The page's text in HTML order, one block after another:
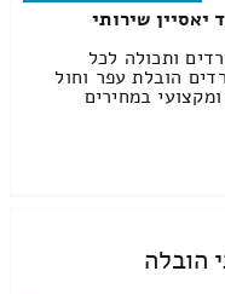
יאסיין שירותי
ותכולה לכל
הובלת עפר וחול
במחירים
הובלה